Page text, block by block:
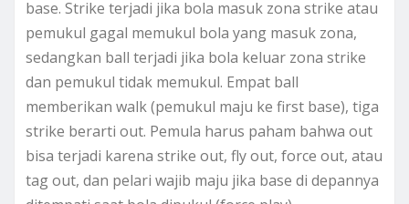
base. Strike terjadi jika bola masuk zona strike atau
pemukul gagal memukul bola yang masuk zona,
sedangkan ball terjadi jika bola keluar zona strike
dan pemukul tidak memukul. Empat ball
memberikan walk (pemukul maju ke first base), tiga
strike berarti out. Pemula harus paham bahwa out
bisa terjadi karena strike out, fly out, force out, atau
tag out, dan pelari wajib maju jika base di depannya